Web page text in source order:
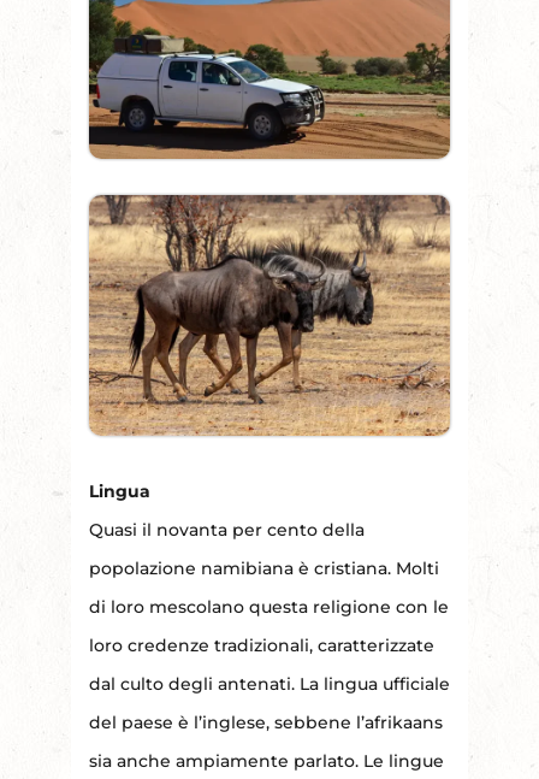
Lingua
Quasi il novanta per cento della
popolazione namibiana è cristiana. Molti
di loro mescolano questa religione con le
loro credenze tradizionali, caratterizzate
dal culto degli antenati. La lingua ufficiale
del paese è l’inglese, sebbene l’afrikaans
sia anche ampiamente parlato. Le lingue